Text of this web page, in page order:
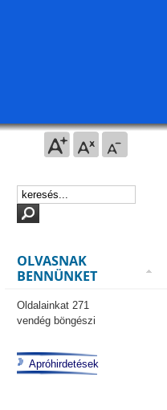
OLVASNAK
BENNÜNKET
Oldalainkat 271
vendég böngészi
Apróhirdetések